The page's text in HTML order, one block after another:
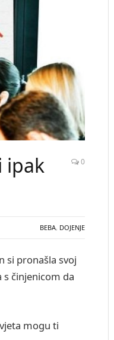
ipak
0
BEBA, DOJENJE
si pronašla svoj
činjenicom da
mogu ti